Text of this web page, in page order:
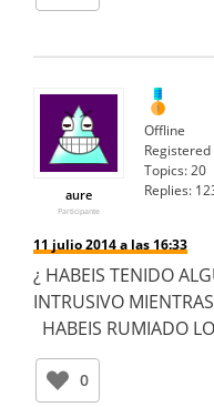
aure
Participante
Offline
Registered
Topics:20
Replies:
11 julio 2014 a las 16:33
¿ HABEIS TENIDO
INTRUSIVO
HABEIS RUMIADO
0